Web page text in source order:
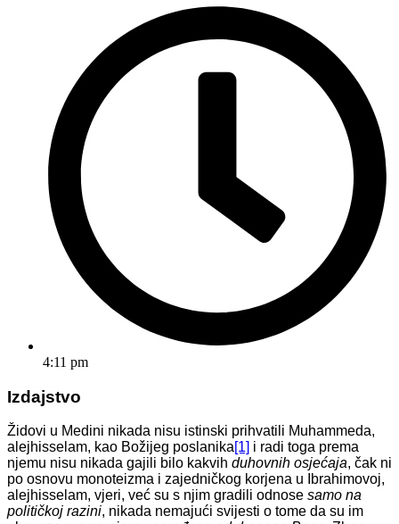
4:11 pm
Izdajstvo
Židovi u Medini nikada nisu istinski prihvatili Muhammeda,
alejhisselam, kao Božijeg poslanika[1] i radi toga prema
njemu nisu nikada gajili bilo kakvih duhovnih osjećaja, čak ni
po osnovu monoteizma i zajedničkog korjena u Ibrahimovoj,
alejhisselam, vjeri, već su s njim gradili odnose samo na
političkoj razini, nikada nemajući svijesti o tome da su im